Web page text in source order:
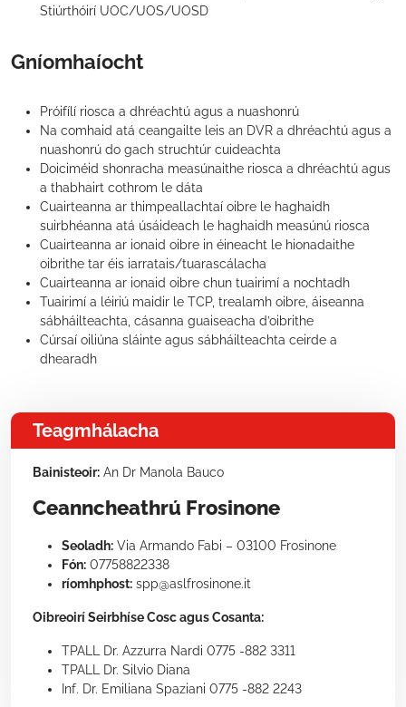
Stiúrthóirí UOC/UOS/UOSD
Gníomhaíocht
Próifílí riosca a dhréachtú agus a nuashonrú
Na comhaid atá ceangailte leis an DVR a dhréachtú agus a
nuashonrú do gach struchtúr cuideachta
Doiciméid shonracha measúnaithe riosca a dhréachtú agus
a thabhairt cothrom le dáta
Cuairteanna ar thimpeallachtaí oibre le haghaidh
suirbhéanna atá úsáideach le haghaidh measúnú riosca
Cuairteanna ar ionaid oibre in éineacht le hionadaithe
oibrithe tar éis iarratais/tuarascálacha
Cuairteanna ar ionaid oibre chun tuairimí a nochtadh
Tuairimí a léiriú maidir le TCP, trealamh oibre, áiseanna
sábháilteachta, cásanna guaiseacha d’oibrithe
Cúrsaí oiliúna sláinte agus sábháilteachta ceirde a
dhearadh
Teagmhálacha
Bainisteoir: An Dr Manola Bauco
Ceanncheathrú Frosinone
Seoladh: Via Armando Fabi – 03100 Frosinone
Fón: 07758822338
ríomhphost: spp@aslfrosinone.it
Oibreoirí Seirbhíse Cosc agus Cosanta:
TPALL Dr. Azzurra Nardi 0775 -882 3311
TPALL Dr. Silvio Diana
Inf. Dr. Emiliana Spaziani 0775 -882 2243